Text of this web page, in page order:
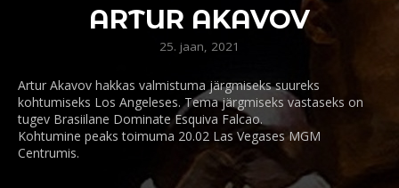
ARTUR AKAVOV
25. jaan, 2021
Artur Akavov hakkas valmistuma järgmiseks suureks
kohtumiseks Los Angeleses. Tema järgmiseks vastaseks on
tugev Brasiilane Dominate Esquiva Falcao.
Kohtumine peaks toimuma 20.02 Las Vegases MGM
Centrumis.